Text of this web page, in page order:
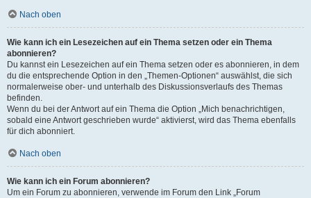
Nach oben
Wie kann ich ein Lesezeichen auf ein Thema setzen oder ein Thema
abonnieren?
Du kannst ein Lesezeichen auf ein Thema setzen oder es abonnieren, in dem
du die entsprechende Option in den „Themen-Optionen“ auswählst, die sich
normalerweise ober- und unterhalb des Diskussionsverlaufs des Themas
befinden.
Wenn du bei der Antwort auf ein Thema die Option „Mich benachrichtigen,
sobald eine Antwort geschrieben wurde“ aktivierst, wird das Thema ebenfalls
für dich abonniert.
Nach oben
Wie kann ich ein Forum abonnieren?
Um ein Forum zu abonnieren, verwende im Forum den Link „Forum